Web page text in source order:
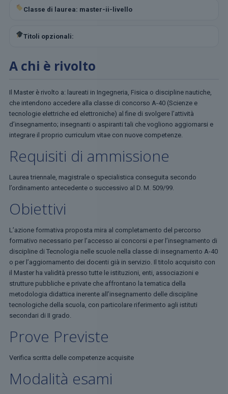
Classe di laurea: master-ii-livello
Titoli opzionali:
A chi è rivolto
Il Master è rivolto a: laureati in Ingegneria, Fisica o discipline nautiche,
che intendono accedere alla classe di concorso A-40 (Scienze e
tecnologie elettriche ed elettroniche) al fine di svolgere l’attività
d’insegnamento; insegnanti o aspiranti tali che vogliono aggiornarsi e
integrare il proprio curriculum vitae con nuove competenze.
Requisiti di ammissione
Laurea triennale, magistrale o specialistica conseguita secondo
l’ordinamento antecedente o successivo al D. M. 509/99.
Obiettivi
L’azione formativa proposta mira al completamento del percorso
formativo necessario per l’accesso ai concorsi e per l’insegnamento di
discipline di Tecnologia nelle scuole nella classe di insegnamento A-40
o per l’aggiornamento dei docenti già in servizio. Il titolo acquisito con
il Master ha validità presso tutte le istituzioni, enti, associazioni e
strutture pubbliche e private che affrontano la tematica della
metodologia didattica inerente all’insegnamento delle discipline
tecnologiche della scuola, con particolare riferimento agli istituti
secondari di II grado.
Prove Previste
Verifica scritta delle competenze acquisite
Modalità esami